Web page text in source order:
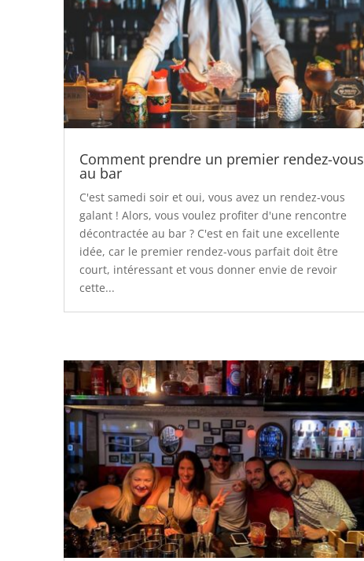
Comment prendre un premier rendez-vous
au bar
C'est samedi soir et oui, vous avez un rendez-vous
galant ! Alors, vous voulez profiter d'une rencontre
décontractée au bar ? C'est en fait une excellente
idée, car le premier rendez-vous parfait doit être
court, intéressant et vous donner envie de revoir
cette...